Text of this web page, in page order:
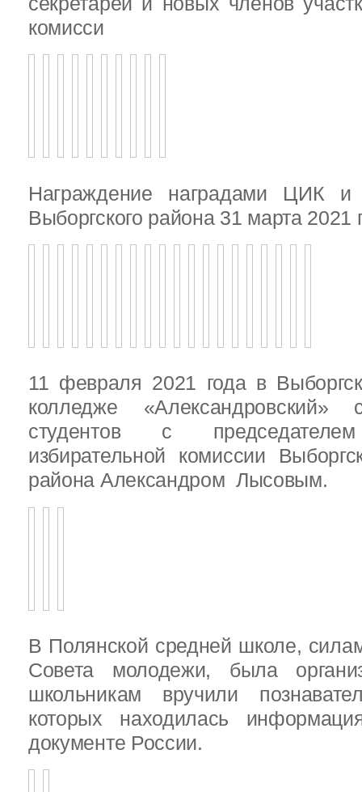
комисси
Награждение наградами ЦИК
Выборгского района 31 марта 2021
11 февраля 2021 года в
колледже «Александровский»
студентов с председателем
избирательной комиссии
района Александром Лысовым.
В Полянской средней школе,
Совета молодежи, была
школьникам вручили
которых находилась
документе России.